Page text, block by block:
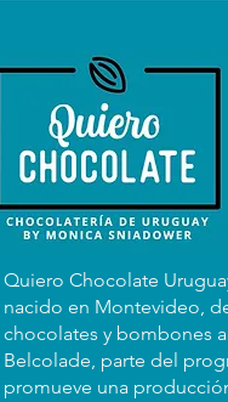
Quiero Chocolate
nacido en Montevideo,
chocolates y bombones
Belcolade, parte del
promueve una